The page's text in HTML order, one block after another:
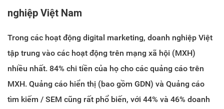
nghiệp Việt Nam
Trong các hoạt động digital marketing, doanh nghiệp Việt
tập trung vào các hoạt động trên mạng xã hội (MXH)
nhiều nhất. 84% chi tiền của họ cho các quảng cáo trên
MXH. Quảng cáo hiển thị (bao gồm GDN) và Quảng cáo
tìm kiếm / SEM cũng rất phổ biến, với 44% và 46% doanh